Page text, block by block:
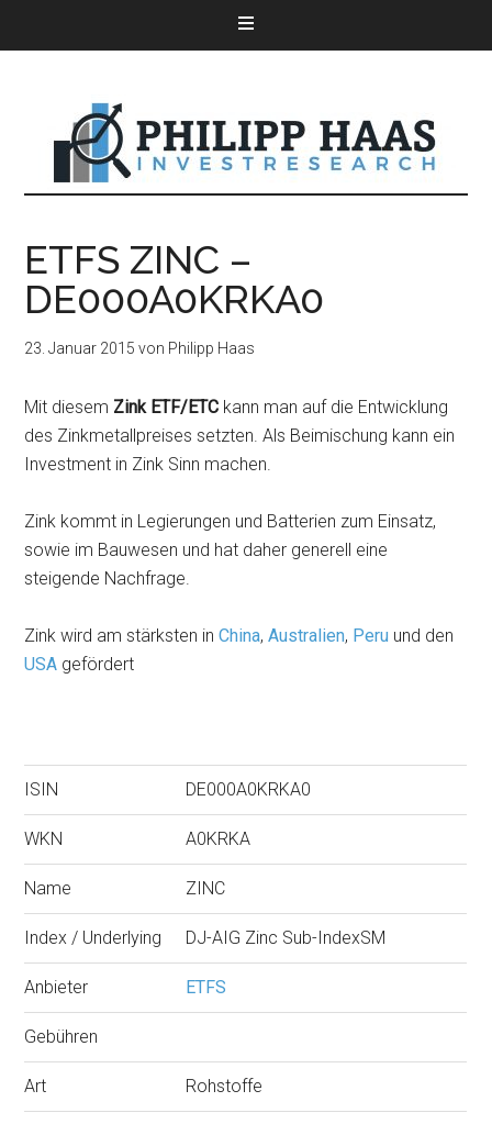
ETFS ZINC –
DE000A0KRKA0
23. Januar 2015 von Philipp Haas
Mit diesem Zink ETF/ETC kann man auf die Entwicklung
des Zinkmetallpreises setzten. Als Beimischung kann ein
Investment in Zink Sinn machen.
Zink kommt in Legierungen und Batterien zum Einsatz,
sowie im Bauwesen und hat daher generell eine
steigende Nachfrage.
Zink wird am stärksten inChina,Australien, Peru und den
USA gefördert
ISIN DE000A0KRKA0
WKN A0KRKA
Name ZINC
Index / Underlying DJ-AIG Zinc Sub-IndexSM
Anbieter ETFS
Gebühren
Art Rohstoffe